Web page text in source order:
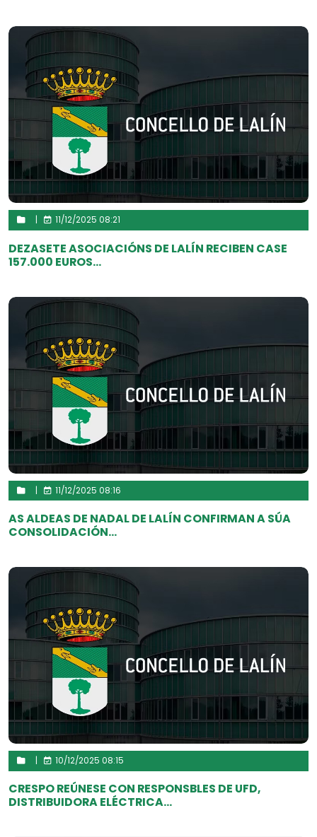
11/12/2025 08:21
DEZASETE ASOCIACIÓNS DE LALÍN RECIBEN CASE
157.000 EUROS...
| 11/12/2025 08:16
AS ALDEAS DE NADAL DE LALÍN CONFIRMAN A SÚA
CONSOLIDACIÓN...
10/12/2025 08:15
CRESPO REÚNESE CON RESPONSBLES DE UFD,
DISTRIBUIDORA ELÉCTRICA...